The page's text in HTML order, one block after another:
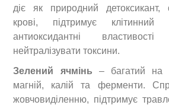
діє як природний
крові, підтримує клітинний
антиоксидантні
нейтралізувати токсини.
Зелений ячмінь – багатий на
магній, калій та ферменти.
жовчовиділенню, підтримує